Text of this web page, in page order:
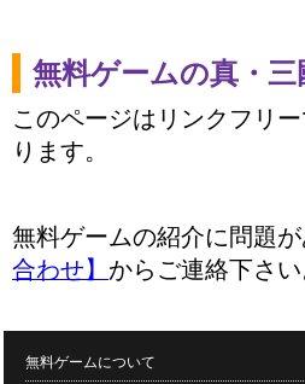
無料ゲームの真・
このページはリンクフリ
ります。
無料ゲームの紹介に問題
合わせ】 からご連絡下さい
無料ゲームについて